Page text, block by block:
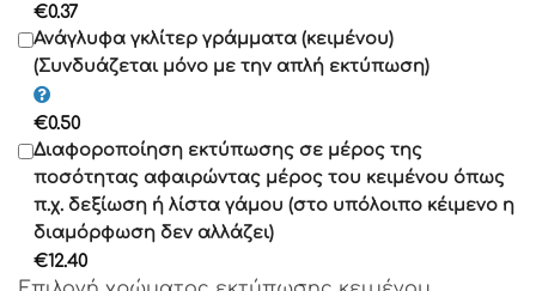
Γραμματοσειρά 13
Γραμματοσειρά 14
Γραμματοσειρά 15
Γραμματοσειρά 16
Γραμματοσειρά 17
Γραμματοσειρά 18
Γραμματοσειρά 19
€0.37
Ανάγλυφα γκλίτερ γράμματα (κειμένου)
(Συνδυάζεται μόνο με την απλή εκτύπωση)
€0.50
Διαφοροποίηση εκτύπωσης σε μέρος της
ποσότητας αφαιρώντας μέρος του κειμένου όπως
π.χ. δεξίωση ή λίστα γάμου (στο υπόλοιπο κέιμενο η
διαμόρφωση δεν αλλάζει)
€12.40